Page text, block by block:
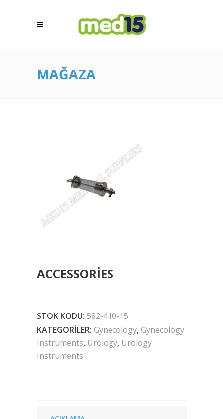
MAĞAZA
ACCESSORIES
STOK KODU: 582-410-15
KATEGORILER: Gynecology,Gynecology
Instruments, Urology, Urology
Instruments